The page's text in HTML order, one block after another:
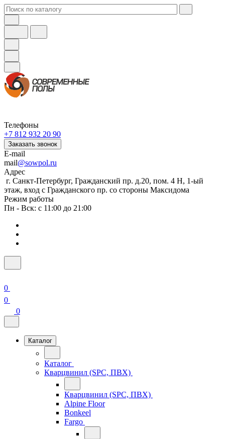
Телефоны
+7 812 932 20 90
Заказать звонок
E-mail
mail@sowpol.ru
Адрес
г. Санкт-Петербург, Гражданский пр. д.20, пом. 4 Н, 1-ый
этаж, вход с Гражданского пр. со стороны Максидома
Режим работы
Пн - Вск: с 11:00 до 21:00
0
0
0
Каталог
Каталог
Кварцвинил (SPC, ПВХ)
Кварцвинил (SPC, ПВХ)
Alpine Floor
Bonkeel
Fargo